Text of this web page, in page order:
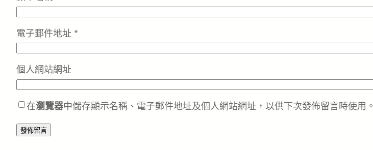
電子郵件地址 *
個人網站網址
在瀏覽器中儲存顯示名稱、電子郵件地址及個人網站網址，以供下次發佈留言時使用。